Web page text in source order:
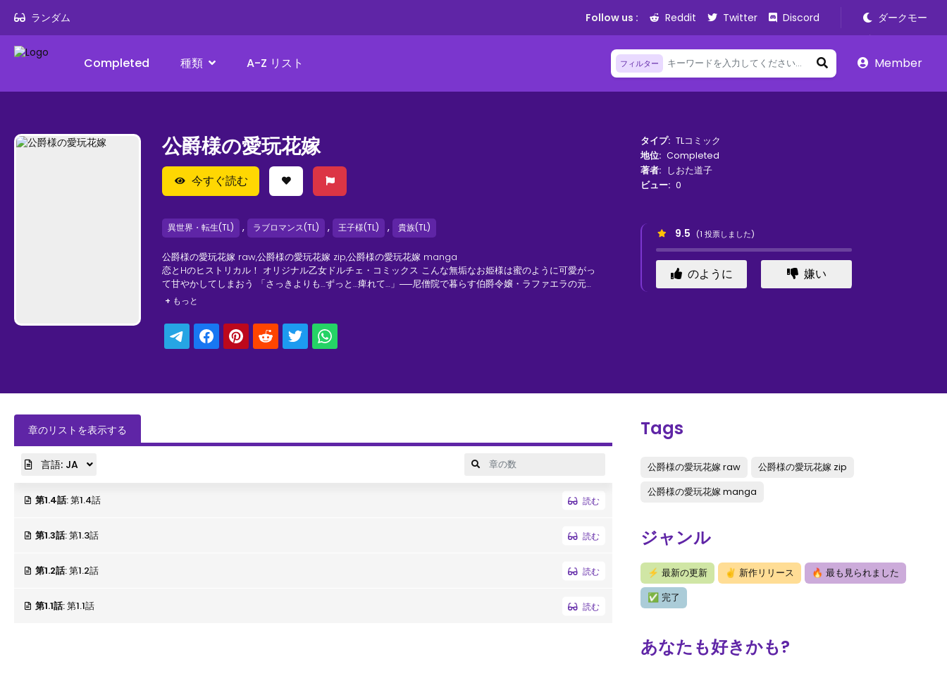
ランダム Follow us : Reddit Twitter Discord
ダークモー
ド
Completed 種類 A-Z リスト フィルター Member
公爵様の愛玩花嫁
今すぐ読む
異世界・転生(TL) , ラブロマンス(TL) , 王子様(TL) , 貴族(TL)
公爵様の愛玩花嫁 raw,公爵様の愛玩花嫁 zip,公爵様の愛玩花嫁 manga
恋とHのヒストリカル！ オリジナル乙女ドルチェ・コミックス こんな無垢なお姫様は蜜のように可愛がっ
て甘やかしてしまおう 「さっきよりも…ずっと…痺れて…」──尼僧院で暮らす伯爵令嬢・ラファエラの元に
突如現れた美しい青年貴族・アストーレ。彼は結婚の意味も知らないラファエラに求婚し、その無垢な体
あたたかさに運命を感じるラファエラ。しかし、アストーレの目的は王座を得るために必要なラファエラ
の血筋だった。アストーレは身体を重ねることで、ラファエラを自分に繋ぎ止めようとする。そこには、
彼自身も気づかない想いが…！
+ もっと
タイプ: TLコミック
地位: Completed
著者: しおた道子
ビュー: 0
9.5 (1 投票しました)
のように 嫌い
章のリストを表示する
言語: JA
第1.4話: 第1.4話 読む
第1.3話: 第1.3話 読む
第1.2話: 第1.2話 読む
第1.1話: 第1.1話 読む
Tags
公爵様の愛玩花嫁 raw
公爵様の愛玩花嫁 zip
公爵様の愛玩花嫁 manga
ジャンル
⚡ 最新の更新 ✌ 新作リリース 🔥 最も見られました
✅ 完了
あなたも好きかも?